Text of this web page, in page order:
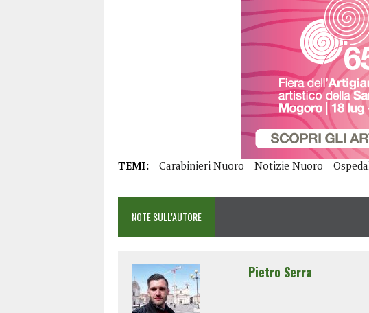
TEMI: Carabinieri Nuoro Notizie Nuoro
NOTE SULL'AUTORE
Pietro Serra